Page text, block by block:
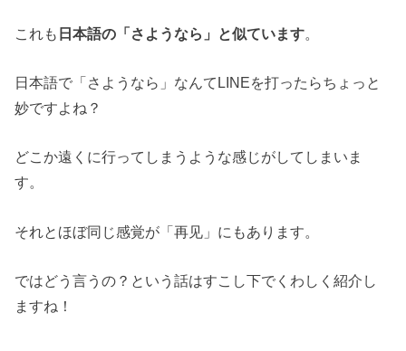
これも 日本語の「さようなら」と似ています。
日本語で「さようなら」なんてLINEを打ったらちょっと
妙ですよね？
どこか遠くに行ってしまうような感じがしてしまいま
す。
それとほぼ同じ感覚が「再见」にもあります。
ではどう言うの？という話はすこし下でくわしく紹介し
ますね！